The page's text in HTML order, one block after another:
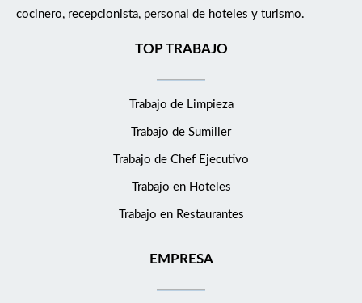
cocinero, recepcionista, personal de hoteles y turismo.
TOP TRABAJO
Trabajo de Limpieza
Trabajo de Sumiller
Trabajo de Chef Ejecutivo
Trabajo en Hoteles
Trabajo en Restaurantes
EMPRESA